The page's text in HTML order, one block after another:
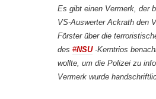
Es gibt einen Vermerk, der
VS-Auswerter Ackrath den
Förster über die
des #NSU-Kerntrios
wollte, um die Polizei zu
Vermerk wurde